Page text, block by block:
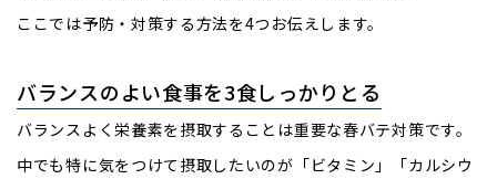
ここでは予防・対策する方法を4つお伝えします。
バランスのよい食事を3食しっかりとる
バランスよく栄養素を摂取することは重要な春バテ対策です。
中でも特に気をつけて摂取したいのが「ビタミン」「カルシウ